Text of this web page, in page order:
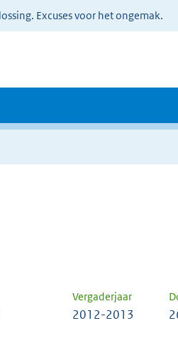
Excuses voor het ongemak.
Vergaderjaar
2012-2013